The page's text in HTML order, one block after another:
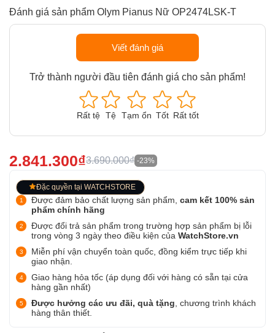
Đánh giá sản phẩm Olym Pianus Nữ OP2474LSK-T
Viết đánh giá
Trở thành người đầu tiên đánh giá cho sản phẩm!
Rất tệ Tệ Tạm ổn Tốt Rất tốt
2.841.300₫3.690.000₫ -23%
Đặc quyền tại WATCHSTORE
Được đảm bảo chất lượng sản phẩm, cam kết 100% sản
phẩm chính hãng
Được đổi trả sản phẩm trong trường hợp sản phẩm bị lỗi
trong vòng 3 ngày theo điều kiện của WatchStore.vn
Miễn phí vận chuyển toàn quốc, đồng kiểm trực tiếp khi
giao nhận.
Giao hàng hỏa tốc (áp dụng đối với hàng có sẵn tại cửa
hàng gần nhất)
Được hưởng các ưu đãi, quà tặng , chương trình khách
hàng thân thiết.